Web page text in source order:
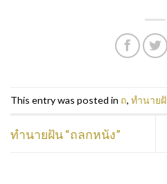
This entry was posted in ถ, ทำนาย
ทำนายฝัน “ถลกหนัง”